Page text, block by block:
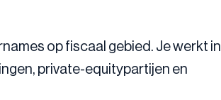
op fiscaal gebied. Je werkt in
private-equitypartijen en